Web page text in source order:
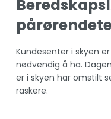
Kundesenter i skyen
nødvendig å ha.
er i skyen har omstilt
raskere.